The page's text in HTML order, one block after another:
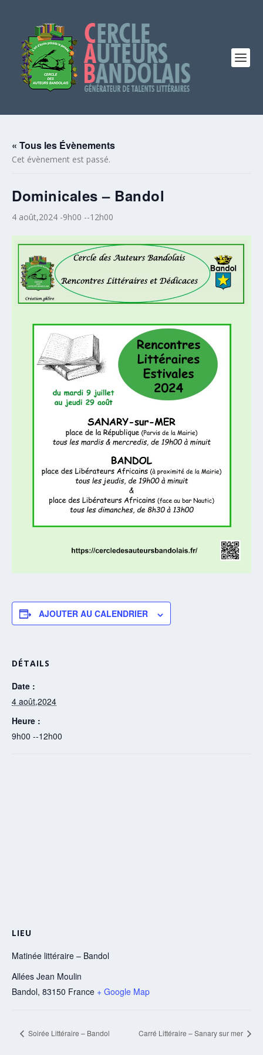
« Tous les Évènements
Cet évènement est passé.
Dominicales – Bandol
4 août,2024 -9h00 --12h00
AJOUTER AU CALENDRIER
DÉTAILS
Date :
4 août,2024
Heure :
9h00 --12h00
LIEU
Matinée littéraire – Bandol
Allées Jean Moulin
Bandol, 83150 France + Google Map
Soirée Littéraire – Bandol Carré Littéraire – Sanary sur mer